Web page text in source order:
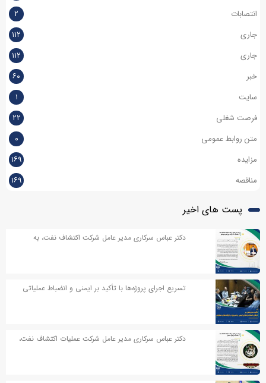
انتصابات
۲
جاری
۱۱۲
جاری
۱۱۲
خبر
۶۰
سایت
۱
فرصت شغلی
۲۲
متن روابط عمومی
۰
مزایده
۱۶۹
مناقصه
۱۶۹
پست های اخیر
دکتر عباس سرکاری مدیر عامل شرکت اکتشاف نفت، به
تسریع اجرای پروژه‌ها با تأکید بر ایمنی و انضباط عملیاتی
دکتر عباس سرکاری مدیر عامل شرکت عملیات اکتشاف نفت،